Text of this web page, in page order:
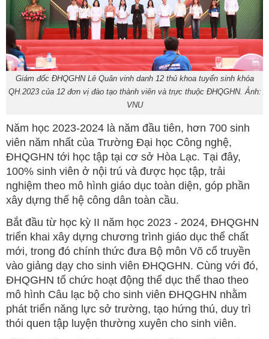
Giám đốc ĐHQGHN Lê Quân vinh danh 12 thủ khoa tuyển sinh khóa
QH.2023 của 12 đơn vị đào tạo thành viên và trực thuộc ĐHQGHN. Ảnh:
VNU
Năm học 2023-2024 là năm đầu tiên, hơn 700 sinh
viên năm nhất của Trường Đại học Công nghệ,
ĐHQGHN tới học tập tại cơ sở Hòa Lạc. Tại đây,
100% sinh viên ở nội trú và được học tập, trải
nghiệm theo mô hình giáo dục toàn diện, góp phần
xây dựng thế hệ công dân toàn cầu.
Bắt đầu từ học kỳ II năm học 2023 - 2024, ĐHQGHN
triển khai xây dựng chương trình giáo dục thể chất
mới, trong đó chính thức đưa Bộ môn Võ cổ truyền
vào giảng dạy cho sinh viên ĐHQGHN. Cùng với đó,
ĐHQGHN tổ chức hoạt động thể dục thể thao theo
mô hình Câu lạc bộ cho sinh viên ĐHQGHN nhằm
phát triển năng lực sở trường, tạo hứng thú, duy trì
thói quen tập luyện thường xuyên cho sinh viên.